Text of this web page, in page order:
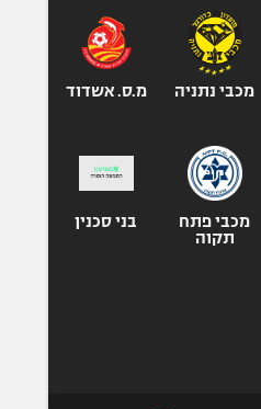
אופניים
ספורט מוטורי
כדורמים
בייסבול MLB
ספורט אתגרי
אומנויות לחימה
מכבי נתניה מ.ס. אשדוד
מכבי פתח
תקוה
בני סכנין